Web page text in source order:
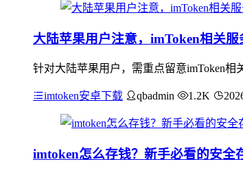
大陆苹果用户注意，imToken相关
针对大陆苹果用户，需重点留意imToken
imtoken安卓下载 qbadmin 1.2K
imtoken怎么存钱？新手必看的安全